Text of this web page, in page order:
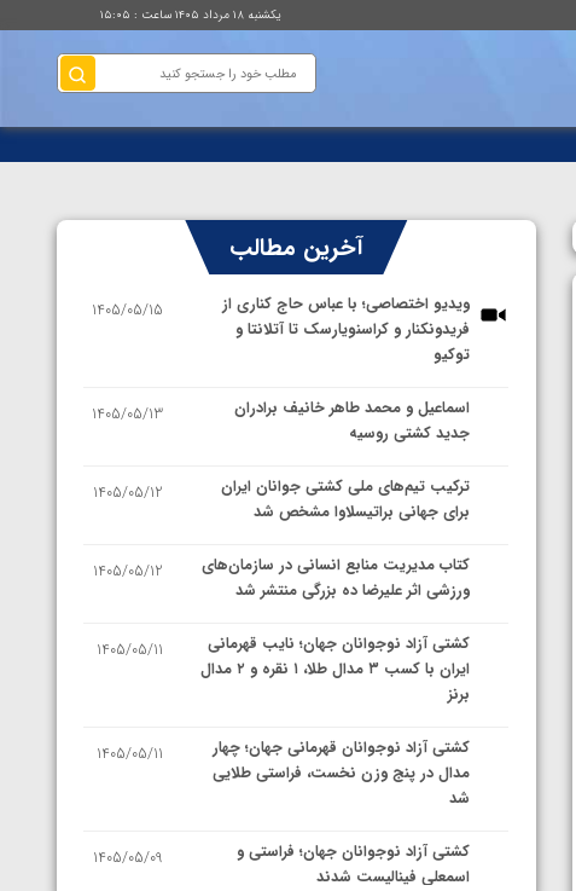
یکشنبه ۱۸ مرداد ۱۴۰۵ ساعت : ۱۵:۰۵
آخرین مطالب
ویدیو اختصاصی؛ با عباس حاج کناری از
فریدونکنار و کراسنویارسک تا آتلانتا و
توکیو
1405/05/15
اسماعیل و محمد طاهر خانیف برادران
جدید کشتی روسیه
1405/05/13
ترکیب تیم‌های ملی کشتی جوانان ایران
برای جهانی براتیسلاوا مشخص شد
1405/05/12
کتاب مدیریت منابع انسانی در سازمان‌های
ورزشی اثر علیرضا ده بزرگی منتشر شد
1405/05/12
کشتی آزاد نوجوانان جهان؛ نایب قهرمانی
ایران با کسب ۳ مدال طلا، ۱ نقره و ۲ مدال
برنز
1405/05/11
کشتی آزاد نوجوانان قهرمانی جهان؛ چهار
مدال در پنج وزن نخست، فراستی طلایی
شد
1405/05/11
کشتی آزاد نوجوانان جهان؛ فراستی و
اسمعلی فینالیست شدند
1405/05/09